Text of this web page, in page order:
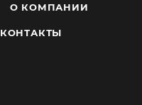
О КОМПАНИИ
КОНТАКТЫ